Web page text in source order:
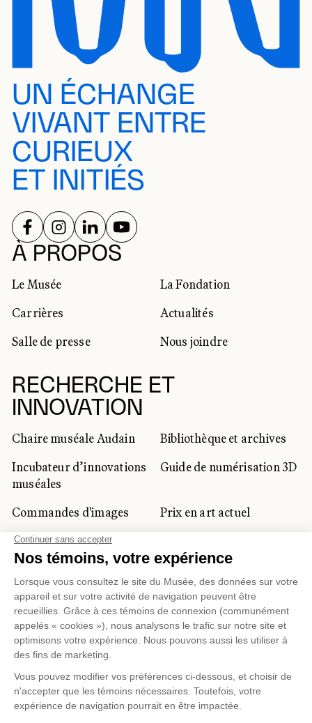
UN ÉCHANGE
VIVANT ENTRE
CURIEUX
ET INITIÉS
À PROPOS
Le Musée
La Fondation
Carrières
Actualités
Salle de presse
Nous joindre
RECHERCHE ET
INNOVATION
Chaire muséale Audain
Bibliothèque et archives
Incubateur d’innovations
muséales
Guide de numérisation 3D
Commandes d'images
Prix en art actuel
Prix Lynne-Cohen
CLIENTÈLE CORPORATIVE
ET PRIVÉE
Location d'espaces
Activités corporatives
professionnels du
tourisme
RÉSEAUX SOCIAUX
SUIVEZ-NOUS SUR
SUIVEZ-NOUS SUR
SUIVEZ-NOUS SUR
SUIVEZ-NOUS SUR